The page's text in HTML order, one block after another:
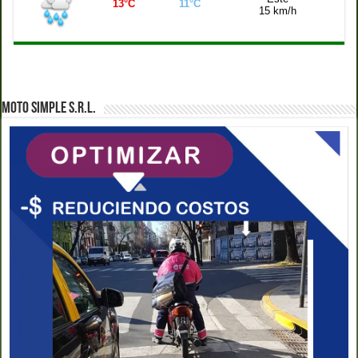
13°C 11°C
15 km/h
MOTO SIMPLE S.R.L.